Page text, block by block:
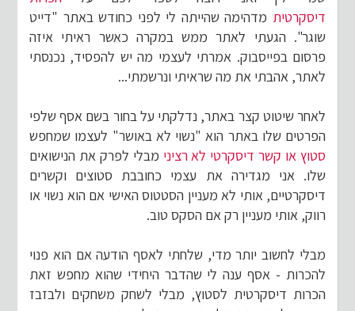
דיסקרטית מדהימה שהייתה לי לפני כחודש באתר "דייט
שוגר". הגעתי לאתר ממש במקרה כאשר ראיתי איזה
פרסום בפייסבוק. אמרתי לעצמי מה יש להפסיד, נכנסתי
לאתר, אהבתי את מה שראיתי ונרשמתי...
לאחר שיטוט קצר באתר, נדלקתי על בחור בשם אסף שלפי
הפרטים שלו באתר הוא "נשוי לא באושר" לעצמו שמחפש
סטוץ או קשר דיסקרטי לא רציני מבלי לפרק את הנישואים
שלו. אני מגדירה את עצמי כחובבת סטוצים וקשרים
דיסקרטיים, אותי לא מעניין הסטטוס האישי אם הוא נשוי או
רווק, אותי מעניין רק אם הסקס טוב.
מבלי לחשוב יותר מדי, שלחתי לאסף הודעה אם הוא פנוי
להכרות - אסף ענה לי שהדבר היחידי שהוא מחפש זאת
הכרות דיסקרטית לסטוץ, מבלי לשחק משחקים ולבזבז